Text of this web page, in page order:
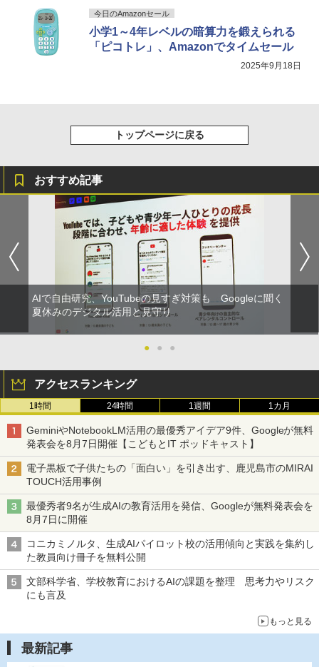
今日のAmazonセール
小学1～4年レベルの暗算力を鍛えられる
「ピコトレ」、Amazonでタイムセール
2025年9月18日
トップページに戻る
おすすめ記事
AIで自由研究、YouTubeの見すぎ対策も Googleに聞く
夏休みのデジタル活用と見守り
● ● ●
アクセスランキング
1時間 24時間 1週間 1カ月
GeminiやNotebookLM活用の最優秀アイデア9件、Googleが無料
発表会を8月7日開催【こどもとIT ポッドキャスト】
電子黒板で子供たちの「面白い」を引き出す、鹿児島市のMIRAI
TOUCH活用事例
最優秀者9名が生成AIの教育活用を発信、Googleが無料発表会を
8月7日に開催
コニカミノルタ、生成AIパイロット校の活用傾向と実践を集約し
た教員向け冊子を無料公開
文部科学省、学校教育におけるAIの課題を整理 思考力やリスク
にも言及
もっと見る
最新記事